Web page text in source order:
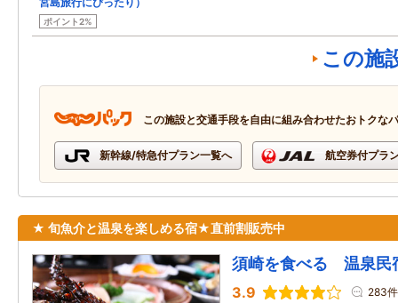
ポイント2%
この施
この施設と交通手段を自由に組み合わせたおトクな
新幹線/特急付プラン一覧へ 航空券付プラ
★ 旬魚介と温泉を楽しめる宿★直前割販売中
須崎を食べる 温泉
3.9 283件